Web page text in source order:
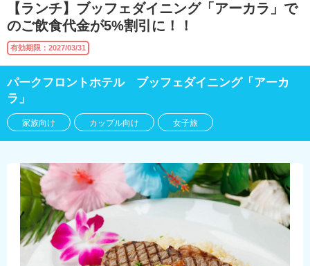
【ランチ】ブッフェダイニング「アーカラ」で
のご飲食代金が5%割引に！！
有効期限：2027/03/31
パークフロントホテル ブッフェダイニング「アーカ
ラ」
家族向け カップル向け 女子旅